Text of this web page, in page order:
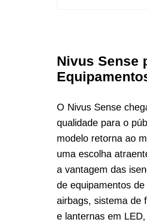
Nivus Sense
O Nivus Sense
qualidade para o
modelo retorna ao
uma escolha
a vantagem das
de equipamentos
airbags, sistema de
e lanternas em